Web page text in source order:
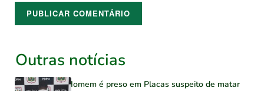
Outras notícias
Homem é preso em Placas suspeito de matar